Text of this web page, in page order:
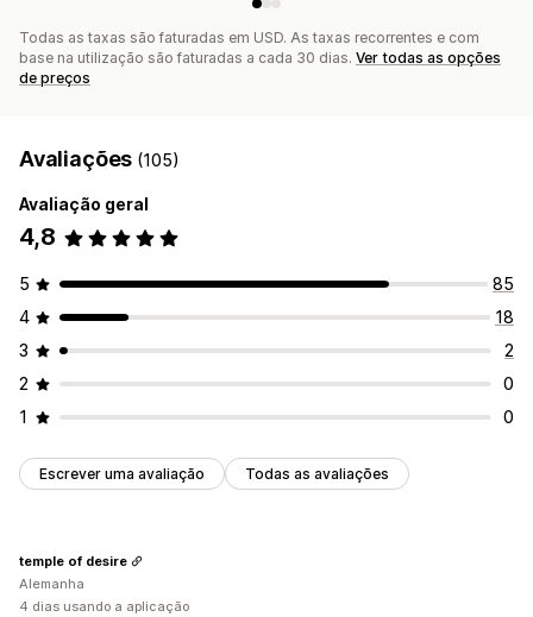
Todas as taxas são faturadas em USD. As taxas recorrentes e com
base na utilização são faturadas a cada 30 dias. Ver todas as opções
de preços
Avaliações (105)
Avaliação geral
4,8
5
85
4
18
3
2
2
0
1
0
Escrever uma avaliação Todas as avaliações
temple of desire
Alemanha
4 dias usando a aplicação